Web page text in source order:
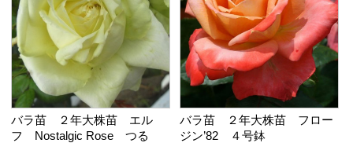
バラ苗 ２年大株苗 エル
フ Nostalgic Rose つる
バラ苗 ２年大株苗 フロー
ジン’82 ４号鉢